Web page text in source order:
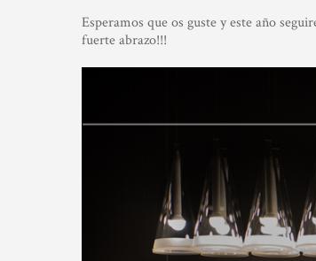
Esperamos que os guste y este año
fuerte abrazo!!!